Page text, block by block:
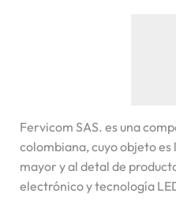
Fervicom SAS. es una
colombiana, cuyo objeto
mayor y al detal de
electrónico y tecnología